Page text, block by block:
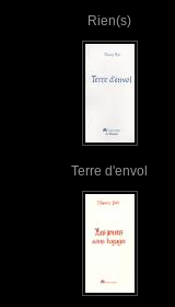
Rien(s)
Terre d'envol